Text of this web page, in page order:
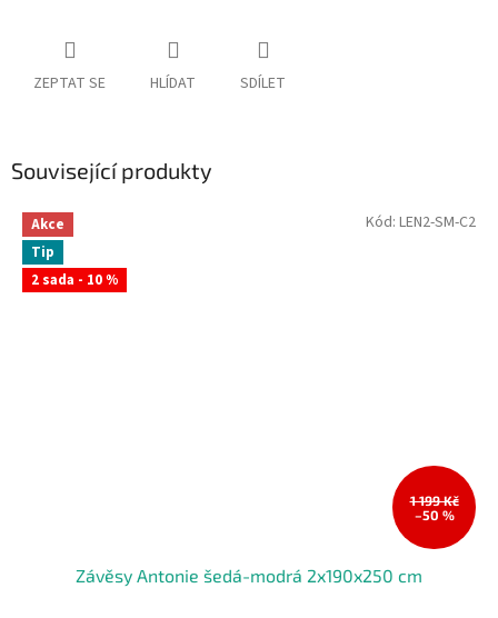
ZEPTAT SE HLÍDAT SDÍLET
Související produkty
Akce
Tip
2 sada - 10 %
1 199 Kč
–50 %
Závěsy Antonie šedá-modrá 2x190x250 cm
Kód: LEN2-SM-C2